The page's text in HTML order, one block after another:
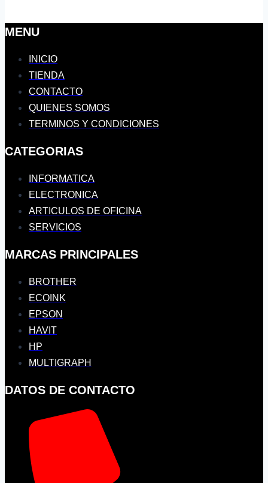
MENU
INICIO
TIENDA
CONTACTO
QUIENES SOMOS
TERMINOS Y CONDICIONES
CATEGORIAS
INFORMATICA
ELECTRONICA
ARTICULOS DE OFICINA
SERVICIOS
MARCAS PRINCIPALES
BROTHER
ECOINK
EPSON
HAVIT
HP
MULTIGRAPH
DATOS DE CONTACTO